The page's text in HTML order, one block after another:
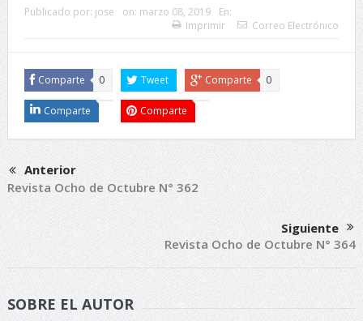
Publicado por: jose on: marzo 08, 2019
En:
Imprimir
Correo Electrónico
Comparte 0 Tweet Comparte 0
Comparte Comparte
Anterior
Revista Ocho de Octubre N° 362
Siguiente
Revista Ocho de Octubre N° 364
SOBRE EL AUTOR